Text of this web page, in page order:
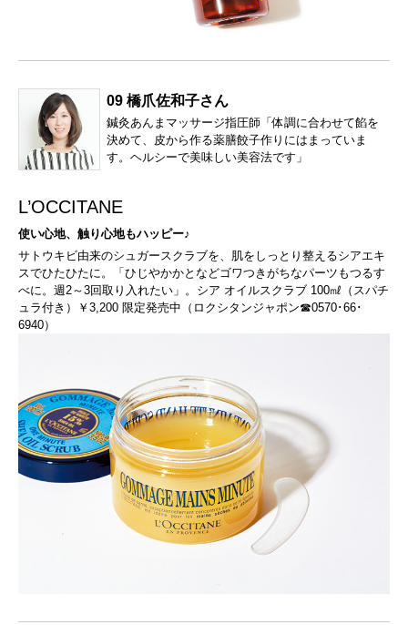
09 橋爪佐和子さん
鍼灸あんまマッサージ指圧師「体調に合わせて餡を
決めて、皮から作る薬膳餃子作りにはまっていま
す。ヘルシーで美味しい美容法です」
L’OCCITANE
使い心地、触り心地もハッピー♪
サトウキビ由来のシュガースクラブを、肌をしっとり整えるシアエキ
スでひたひたに。「ひじやかかとなどゴワつきがちなパーツもつるす
べに。週2～3回取り入れたい」。シア オイルスクラブ 100㎖（スパチ
ュラ付き）￥3,200 限定発売中（ロクシタンジャポン☎0570･66･
6940）